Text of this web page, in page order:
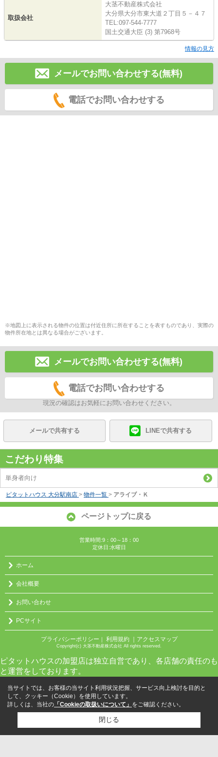
取扱会社
大茎不動産株式会社
大分県大分市東大道２丁目５－４７
TEL:097-544-7777
国土交通大臣 (3) 第7968号
情報の見方
メールでお問い合わせする(無料)
電話でお問い合わせする
※地図上に表示される物件の位置は付近住所に所在することを表すものであり、実際の
物件所在地とは異なる場合がございます。
メールでお問い合わせする(無料)
電話でお問い合わせする
現況の確認はお気軽にお問い合わせください。
メールで共有する LINEで共有する
こだわり特集
単身者向け
ピタットハウス 大分駅南店 > 物件一覧 > アライブ・Ｋ
ページトップに戻る
営業時間:9：00～18：00
定休日:水曜日
ホーム
会社概要
お問い合わせ
PCサイト
プライバシーポリシー 利用規約 ｜アクセスマップ
Copyright(c) 大茎不動産株式会社 All rights reserved.
ピタットハウスの加盟店は独立自営であり、各店舗の責任のも
と運営をしております。
当サイトでは、お客様の当サイト利用状況把握、サービス向上検討を目的と
して、クッキー（Cookie）を使用しています。
詳しくは、当社の 「Cookieの取扱いについて」 をご確認ください。
閉じる